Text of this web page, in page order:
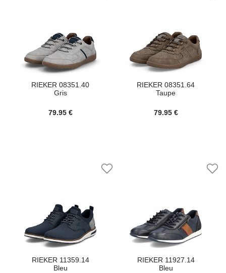
RIEKER 08351.40
Gris
79.95 €
RIEKER 08351.64
Taupe
79.95 €
RIEKER 11359.14
Bleu
RIEKER 11927.14
Bleu